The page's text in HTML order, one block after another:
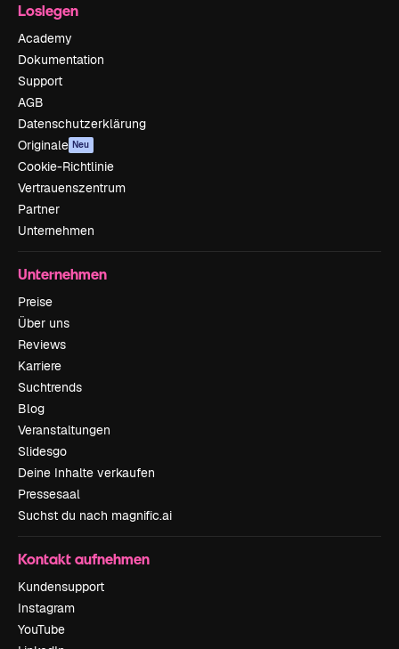
Loslegen
Academy
Dokumentation
Support
AGB
Datenschutzerklärung
Originale Neu
Cookie-Richtlinie
Vertrauenszentrum
Partner
Unternehmen
Unternehmen
Preise
Über uns
Reviews
Karriere
Suchtrends
Blog
Veranstaltungen
Slidesgo
Deine Inhalte verkaufen
Pressesaal
Suchst du nach magnific.ai
Kontakt aufnehmen
Kundensupport
Instagram
YouTube